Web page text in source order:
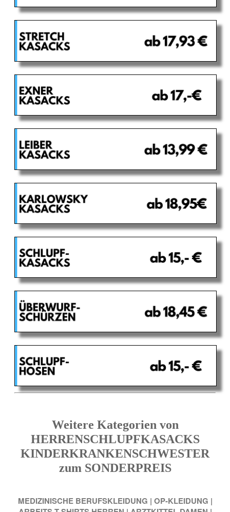
Weitere Kategorien von
HERRENSCHLUPFKASACKS
KINDERKRANKENSCHWESTER
zum SONDERPREIS
MEDIZINISCHE BERUFSKLEIDUNG | OP-KLEIDUNG |